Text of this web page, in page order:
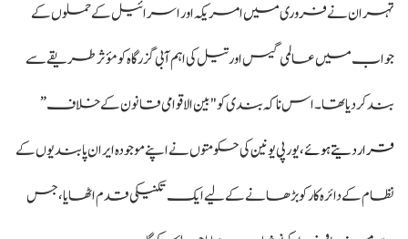
تہران نے فروری میں امریکہ اور اسرائیل کے حملوں کے
جواب میں عالمی گیس اور تیل کی اہم آبی گزرگاہ کو مؤثر طریقے سے
بند کر دیا تھا۔ اس ناکہ بندی کو "بین الاقوامی قانون کے خلاف”
قرار دیتے ہوئے،یورپی یونین کی حکومتوں نے اپنے موجودہ ایران پابندیوں کے
نظام کے دائرہ کار کو بڑھانے کے لیے ایک تکنیکی قدم اٹھایا، جس